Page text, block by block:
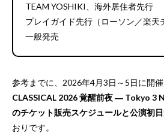
TEAM YOSHIKI、海外居住者先行
プレイガイド先行（ローソン／楽天
一般発売
参考までに、2026年4月3日～5日に開
CLASSICAL 2026 覚醒前夜 ― Tokyo 3
のチケット販売スケジュールと公演初
おりです。